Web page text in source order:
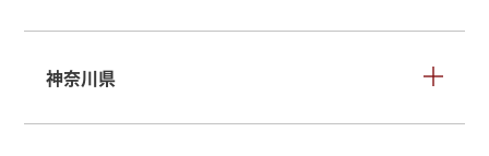
神奈川県